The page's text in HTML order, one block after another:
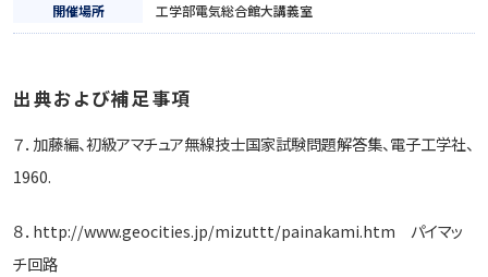
開催場所 工学部電気総合館大講義室
出典および補足事項
７．加藤編、初級アマチュア無線技士国家試験問題解答集、電子工学社、
1960.
８．http://www.geocities.jp/mizuttt/painakami.htm パイマッ
チ回路